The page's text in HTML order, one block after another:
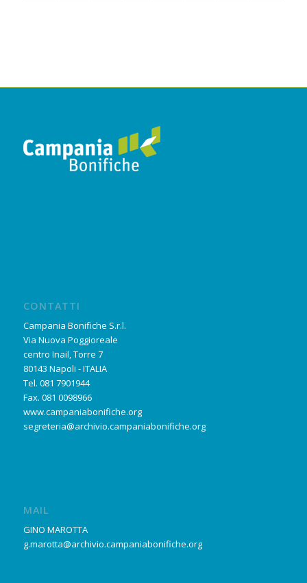
CONTATTI
Campania Bonifiche S.r.l.
Via Nuova Poggioreale
centro Inail, Torre 7
80143 Napoli - ITALIA
Tel. 081 7901944
Fax. 081 0098966
www.campaniabonifiche.org
segreteria@archivio.campaniabonifiche.org
MAIL
GINO MAROTTA
g.marotta@archivio.campaniabonifiche.org